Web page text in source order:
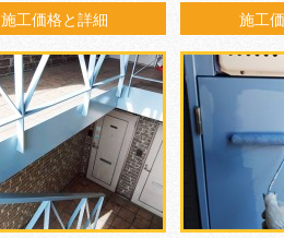
施工価格と詳細 施工